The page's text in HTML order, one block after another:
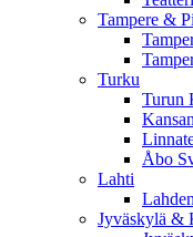
Tampere &
Turku
Turun
Åbo
Lahti
Jyväskylä &